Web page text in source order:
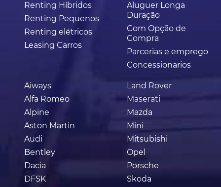
Renting Híbridos
Renting Pequenos
Renting elétricos
Leasing Carros
Aiways
Alfa Romeo
Alpine
Aston Martin
Audi
Bentley
Dacia
DFSK
Land Rover
Maserati
Mazda
Mini
Mitsubishi
Opel
Porsche
Skoda
Aluguer Longa
Duração
Com Opção de
Compra
Parcerias e emprego
Concessionarios